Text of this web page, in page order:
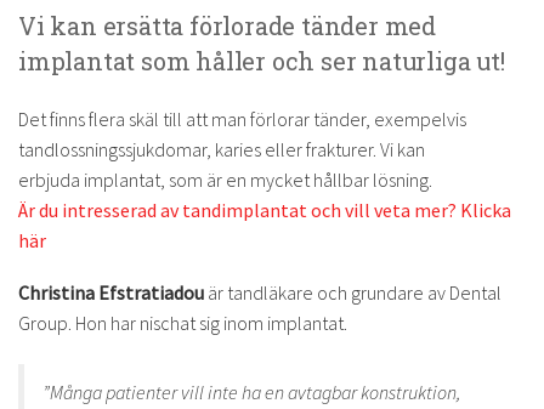
Vi kan ersätta förlorade tänder med
implantat som håller och ser naturliga ut!
Det finns flera skäl till att man förlorar tänder, exempelvis
tandlossningssjukdomar, karies eller frakturer. Vi kan
erbjuda implantat, som är en mycket hållbar lösning.
Är du intresserad av tandimplantat och vill veta mer? Klicka
här
Christina Efstratiadou är tandläkare och grundare av Dental
Group. Hon har nischat sig inom implantat.
”Många patienter vill inte ha en avtagbar konstruktion,